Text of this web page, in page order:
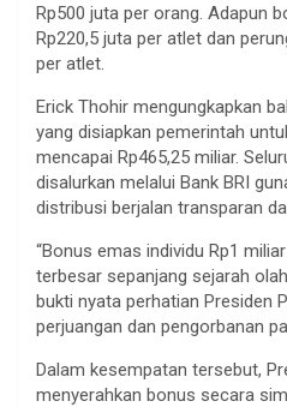
Rp500 juta per orang. Adapun
Rp220,5 juta per atlet dan
per atlet.
Erick Thohir mengungkapkan
yang disiapkan pemerintah
mencapai Rp465,25 miliar.
disalurkan melalui Bank BRI
distribusi berjalan transparan
“Bonus emas individu Rp1
terbesar sepanjang sejarah
bukti nyata perhatian Presiden
perjuangan dan pengorbanan
Dalam kesempatan tersebut,
menyerahkan bonus secara